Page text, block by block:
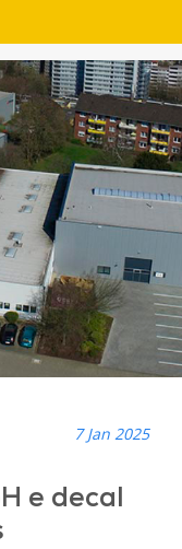
7 Jan 2025
e decal